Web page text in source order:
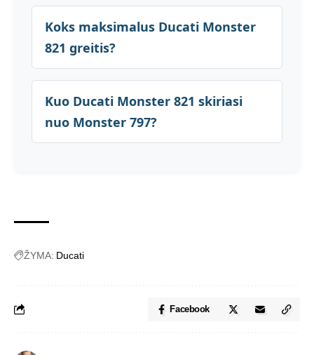
Koks maksimalus Ducati Monster
821 greitis?
Kuo Ducati Monster 821 skiriasi
nuo Monster 797?
ŽYMA: Ducati
Facebook